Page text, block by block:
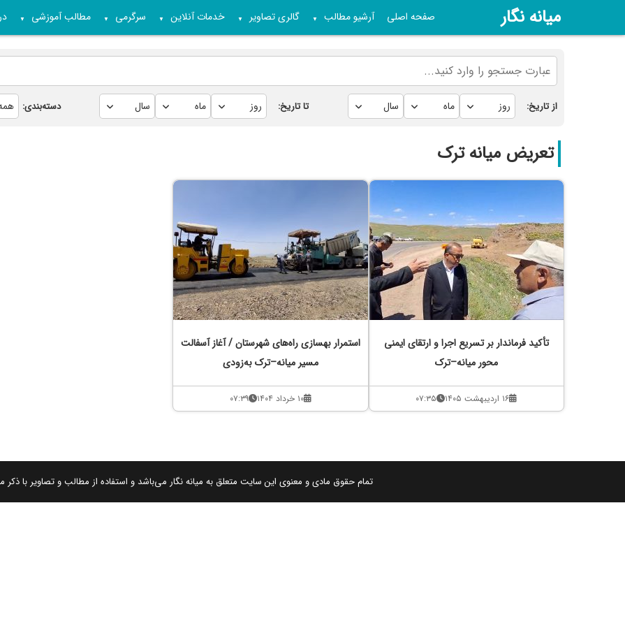
میانه نگار صفحه اصلی آرشیو مطالب ▼ گالری تصاویر ▼ خدمات آنلاین ▼ سرگرمی ▼ مطالب آموزشی ▼
از تاریخ: تا تاریخ: دسته‌بندی:
تعریض میانه ترک
تأکید فرماندار بر تسریع اجرا و ارتقای ایمنی
محور میانه–ترک
۱۶ اردیبهشت ۱۴۰۵ ۰۷:۳۵
استمرار بهسازی راه‌های شهرستان / آغاز آسفالت
مسیر میانه–ترک به‌زودی
۱۰ خرداد ۱۴۰۴ ۰۷:۳۹
تمام حقوق مادی و معنوی این سایت متعلق به میانه نگار می‌باشد و استفاده از مطالب و تصاویر با ذکر